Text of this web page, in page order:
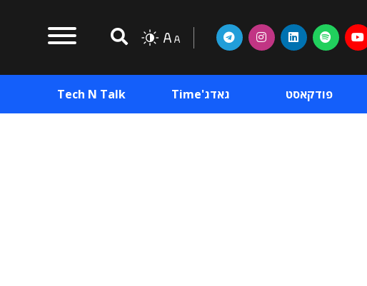
פודקאסט גאדג'Time Tech N Talk